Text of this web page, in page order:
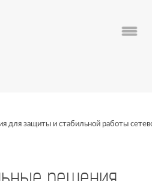
для защиты и стабильной работы